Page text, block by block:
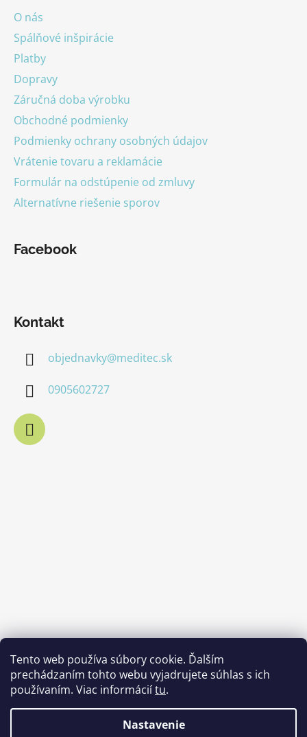
Tento web používa súbory cookie. Ďalším
prechádzaním tohto webu vyjadrujete súhlas s ich
používaním. Viac informáciítu.
Nastavenie
O nás
Spálňové inšpirácie
Platby
Dopravy
Záručná doba výrobku
Obchodné podmienky
Podmienky ochrany osobných údajov
Vrátenie tovaru a reklamácie
Formulár na odstúpenie od zmluvy
Alternatívne riešenie sporov
Facebook
Kontakt
objednavky@meditec.sk
0905602727